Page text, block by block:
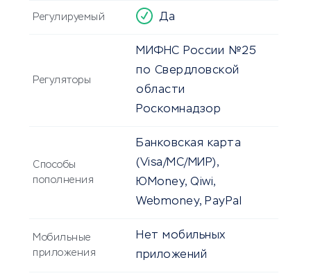
Регулируемый Да
Регуляторы
МИФНС России №25
по Свердловской
области
Роскомнадзор
Способы
пополнения
Банковская карта
(Visa/MC/МИР),
ЮMoney, Qiwi,
Webmoney, PayPal
Мобильные
приложения
Нет мобильных
приложений